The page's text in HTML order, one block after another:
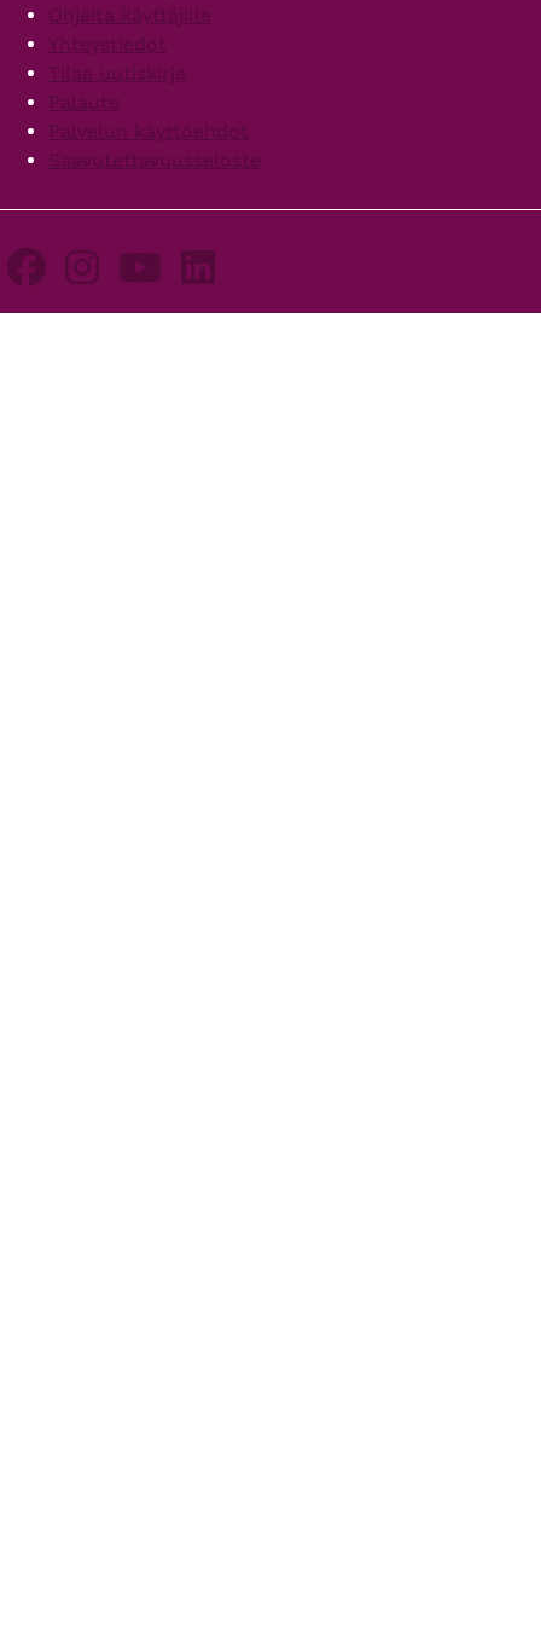
Ohjeita käyttäjille
Yhteystiedot
Tilaa uutiskirje
Palaute
Palvelun käyttöehdot
Saavutettavuusseloste